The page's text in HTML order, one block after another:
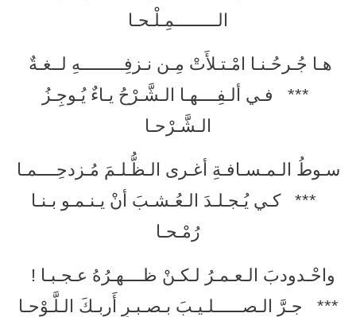
الـــــــــمِـلْـحـا
هـا جُـرحُـنـا امْـتـلأَتْ مِـن نـزفِـــــــــهِ لــغـةٌ
*** فـي ألـفِــــهـا الـشَّـرْحُ يـاءٌ يُـوجِـزُ
الـشَّـرْحـا
سـوطُ الـمـسـافـةِ أغـرى الـظُّـلـمَ مُـزدحِــــمـا
*** كـي يُـجـلـدَ الـعُـشـبَ أنْ يـنـمـو بـنـا
رُمْـحـا
واحْـدودبَ الـعـمـرُ لـكـنْ ظــــهـرُهُ عـجـبـا !
*** جـرَّ الـصــــــلـيـبَ بـصـبـرٍ أَربـكَ الـلَّـوْحـا